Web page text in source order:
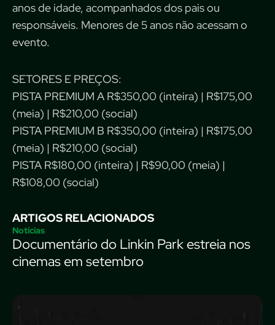
anos de idade, acompanhados dos pais ou
responsáveis. Menores de 5 anos não acessam o
evento.
SETORES E PREÇOS:
PISTA PREMIUM A R$350,00 (inteira) | R$175,00
(meia) | R$210,00 (social)
PISTA PREMIUM B R$350,00 (inteira) | R$175,00
(meia) | R$210,00 (social)
PISTA R$180,00 (inteira) | R$90,00 (meia) |
R$108,00 (social)
ARTIGOS RELACIONADOS
Notícias
Documentário do Linkin Park estreia nos
cinemas em setembro